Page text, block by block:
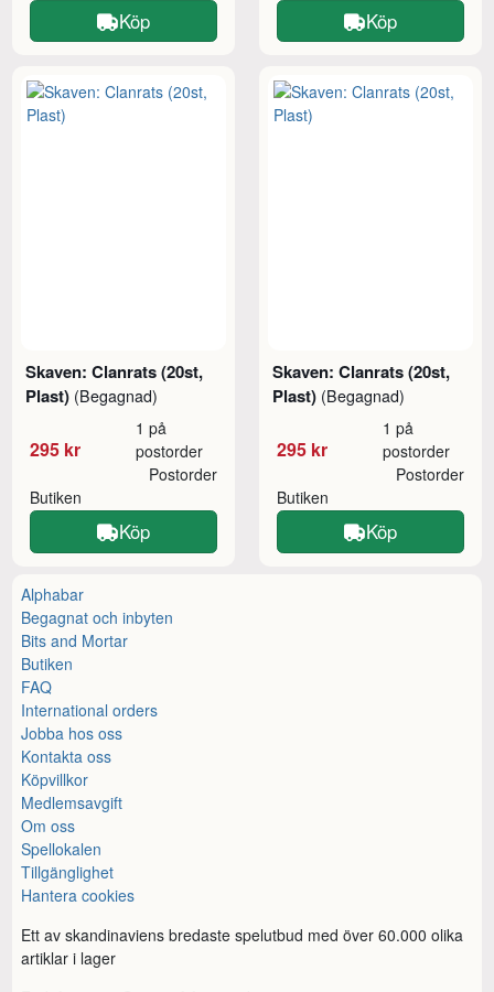
Köp Köp
Skaven: Clanrats (20st,
Plast) (Begagnad)
295 kr
1 på
postorder
Butiken
Postorder
Köp
Skaven: Clanrats (20st,
Plast) (Begagnad)
295 kr
1 på
postorder
Butiken
Postorder
Köp
Alphabar
Begagnat och inbyten
Bits and Mortar
Butiken
FAQ
International orders
Jobba hos oss
Kontakta oss
Köpvillkor
Medlemsavgift
Om oss
Spellokalen
Tillgänglighet
Hantera cookies
Ett av skandinaviens bredaste spelutbud med över 60.000 olika
artiklar i lager